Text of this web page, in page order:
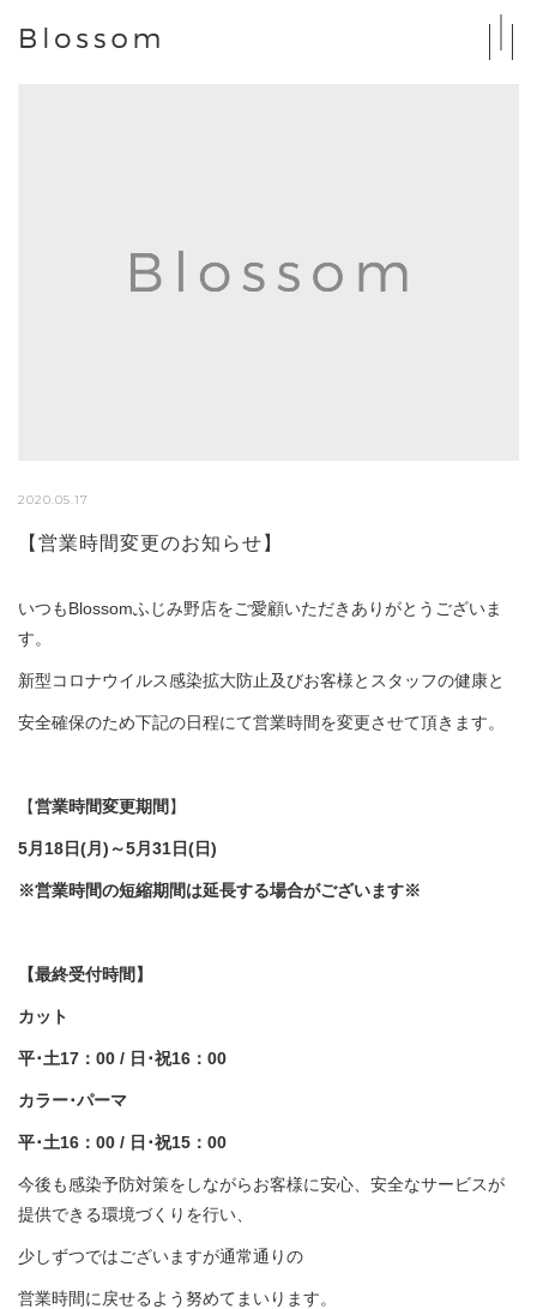
2020.05.17
【営業時間変更のお知らせ】
いつもBlossomふじみ野店をご愛顧いただきありがとうございま
す。
新型コロナウイルス感染拡大防止及びお客様とスタッフの健康と
安全確保のため下記の日程にて営業時間を変更させて頂きます。
【営業時間変更期間】
5月18日(月) ～5月31日(日)
※営業時間の短縮期間は延長する場合がございます※
【最終受付時間】
カット
平･土17 ： 00 / 日･祝16 ： 00
カラー･パーマ
平･土16 ： 00 / 日･祝15 ： 00
今後も感染予防対策をしながらお客様に安心、安全なサービスが
提供できる環境づくりを行い、
少しずつではございますが通常通りの
営業時間に戻せるよう努めてまいります。